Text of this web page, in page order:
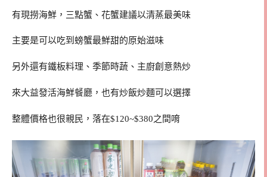
有現撈海鮮，三點蟹、花蟹建議以清蒸最美味
主要是可以吃到螃蟹最鮮甜的原始滋味
另外還有鐵板料理、季節時蔬、主廚創意熱炒
來大益發活海鮮餐廳，也有炒飯炒麵可以選擇
整體價格也很親民，落在$120~$380之間唷